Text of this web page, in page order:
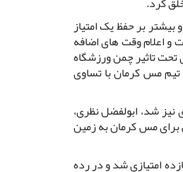
بیشتر بر حفظ یک امتیاز
و اعلام وقت های اضافه
تحت تاثیر چمن ورزشگاه
مس کرمان با تساوی
شد، ابولفضل نظری،
برای مس کرمان به زمین
امتیازی شد و در رده